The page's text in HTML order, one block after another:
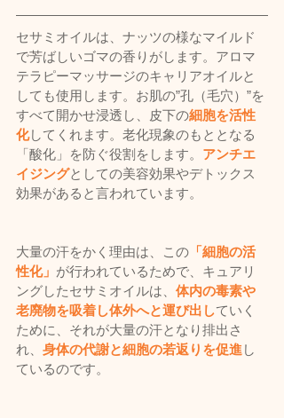
セサミオイルは、ナッツの様なマイルド
で芳ばしいゴマの香りがします。アロマ
テラピーマッサージのキャリアオイルと
しても使用します。お肌の”孔（毛穴）”を
すべて開かせ浸透し、皮下の細胞を活性
化してくれます。老化現象のもととなる
「酸化」を防ぐ役割をします。 アンチエ
イジングとしての美容効果やデトックス
効果があると言われています。
大量の汗をかく理由は、この 「細胞の活
性化」 が行われているためで、キュアリ
ングしたセサミオイルは、 体内の毒素や
老廃物を吸着し体外へと運び出していく
ために、それが大量の汗となり排出さ
れ、 身体の代謝と細胞の若返りを促進 し
ているのです。